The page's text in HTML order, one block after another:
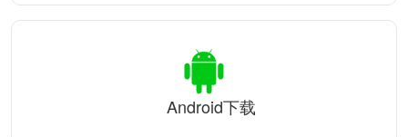
Android下载